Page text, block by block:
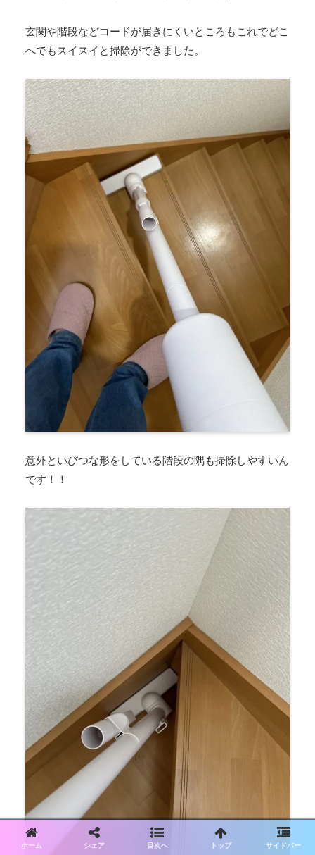
玄関や階段などコードが届きにくいところもこれでどこ
へでもスイスイと掃除ができました。
意外といびつな形をしている階段の隅も掃除しやすいん
です！！
ホーム シェア 目次へ トップ サイドバー